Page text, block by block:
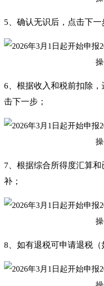
5、确认无识后，点击下一
6、根据收入和税前扣除
击下一步；
7、根据综合所得度汇算
补；
8、如有退税可申请退税（